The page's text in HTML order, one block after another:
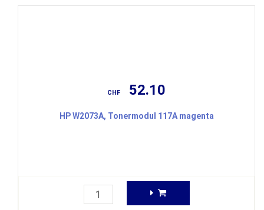
CHF 52.10
HP W2073A, Tonermodul 117A magenta